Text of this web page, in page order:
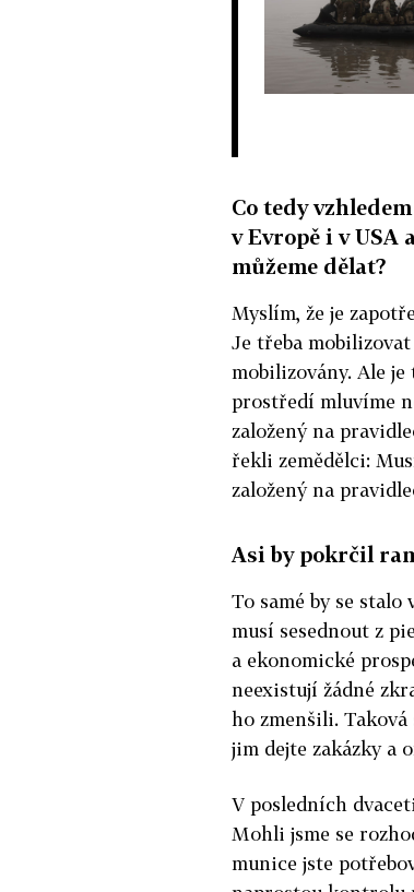
Co tedy vzhledem
v Evropě i v
můžeme dělat?
Myslím, že je
Je třeba
mobilizovány. Ale je
prostředí mluvíme
založený na
řekli zemědělci:
založený na
Asi by pokrčil
To samé by se stalo
musí sesednout z
a ekonomické
neexistují žádné
ho zmenšili.
jim dejte zakázky a
V posledních
Mohli jsme se
munice jste